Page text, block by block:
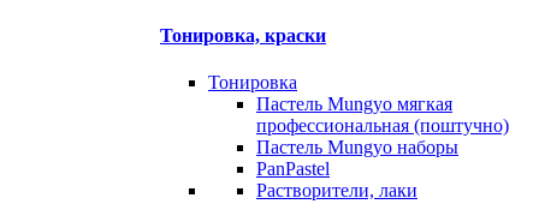
Тонировка, краски
Тонировка
Пастель Mungyo мягкая
профессиональная (поштучно)
Пастель Mungyo наборы
PanPastel
Растворители, лаки